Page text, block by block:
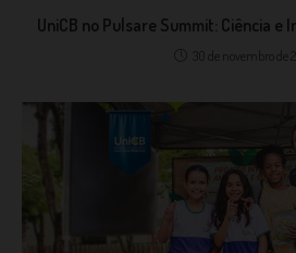
UniCB no Pulsare Summit: Ciência e
30 de novembro de